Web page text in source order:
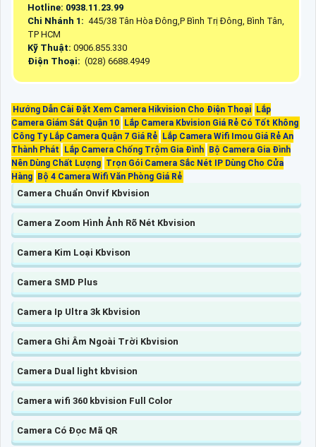
Hotline: 0938.11.23.99
Chi Nhánh 1: 445/38 Tân Hòa Đông,P Bình Trị Đông, Bình Tân,
TP HCM
Kỹ Thuật: 0906.855.330
Điện Thoại: (028) 6688.4949
Hướng Dẫn Cài Đặt Xem Camera Hikvision Cho Điện Thoại Lắp
Camera Giám Sát Quận 10 Lắp Camera Kbvision Giá Rẻ Có Tốt Không
Công Ty Lắp Camera Quận 7 Giá Rẻ Lắp Camera Wifi Imou Giá Rẻ An
Thành Phát
Lắp Camera Chống Trộm Gia Đình Bộ Camera Gia Đình
Nên Dùng Chất Lượng Trọn Gói Camera Sắc Nét IP Dùng Cho Cửa
Hàng Bộ 4 Camera Wifi Văn Phòng Giá Rẻ
Camera Chuẩn Onvif Kbvision
Camera Zoom Hình Ảnh Rõ Nét Kbvision
Camera Kim Loại Kbvison
Camera SMD Plus
Camera Ip Ultra 3k Kbvision
Camera Ghi Âm Ngoài Trời Kbvision
Camera Dual light kbvision
Camera wifi 360 kbvision Full Color
Camera Có Đọc Mã QR